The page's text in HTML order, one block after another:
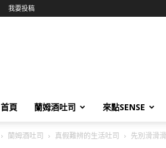
我要投稿
首頁 蘭姆酒吐司 來點SENSE
蘭姆酒吐司 真假難辨的生活吐司 先別滑滑